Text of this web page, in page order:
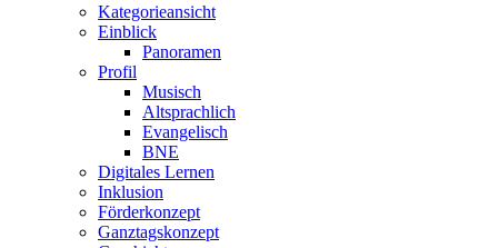
Kategorieansicht
Einblick
Panoramen
Profil
Musisch
Altsprachlich
Evangelisch
BNE
Digitales Lernen
Inklusion
Förderkonzept
Ganztagskonzept